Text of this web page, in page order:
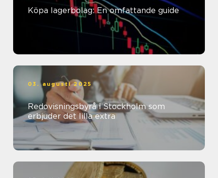
Köpa lagerbolag: En omfattande guide
03. augusti 2025
Redovisningsbyrå i Stockholm som
erbjuder det lilla extra